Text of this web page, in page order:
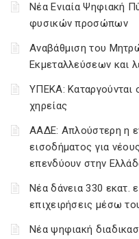
Νέα Ενιαία Ψηφιακή
φυσικών προσώπων
Αναβάθμιση του
Εκμεταλλεύσεων και
ΥΠΕΚΑ: Καταργούνται
χηρείας
ΑΑΔΕ: Απλούστερη η
εισοδήματος για
επενδύουν στην
Νέα δάνεια 330 εκατ.
επιχειρήσεις μέσω
Νέα ψηφιακή